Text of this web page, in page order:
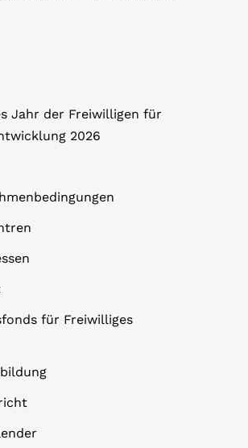
Jahr der Freiwilligen für
2026
für Freiwilliges